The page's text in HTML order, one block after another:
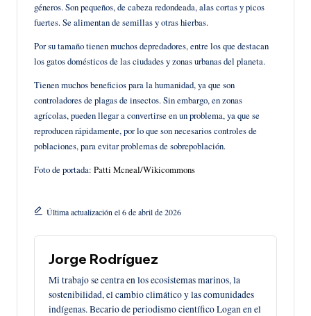
géneros. Son pequeños, de cabeza redondeada, alas cortas y picos
fuertes. Se alimentan de semillas y otras hierbas.
Por su tamaño tienen muchos depredadores, entre los que destacan
los gatos domésticos de las ciudades y zonas urbanas del planeta.
Tienen muchos beneficios para la humanidad, ya que son
controladores de plagas de insectos. Sin embargo, en zonas
agrícolas, pueden llegar a convertirse en un problema, ya que se
reproducen rápidamente, por lo que son necesarios controles de
poblaciones, para evitar problemas de sobrepoblación.
Foto de portada: Patti Mcneal/Wikicommons
Última actualización el 6 de abril de 2026
Jorge Rodríguez
Mi trabajo se centra en los ecosistemas marinos, la
sostenibilidad, el cambio climático y las comunidades
indígenas. Becario de periodismo científico Logan en el